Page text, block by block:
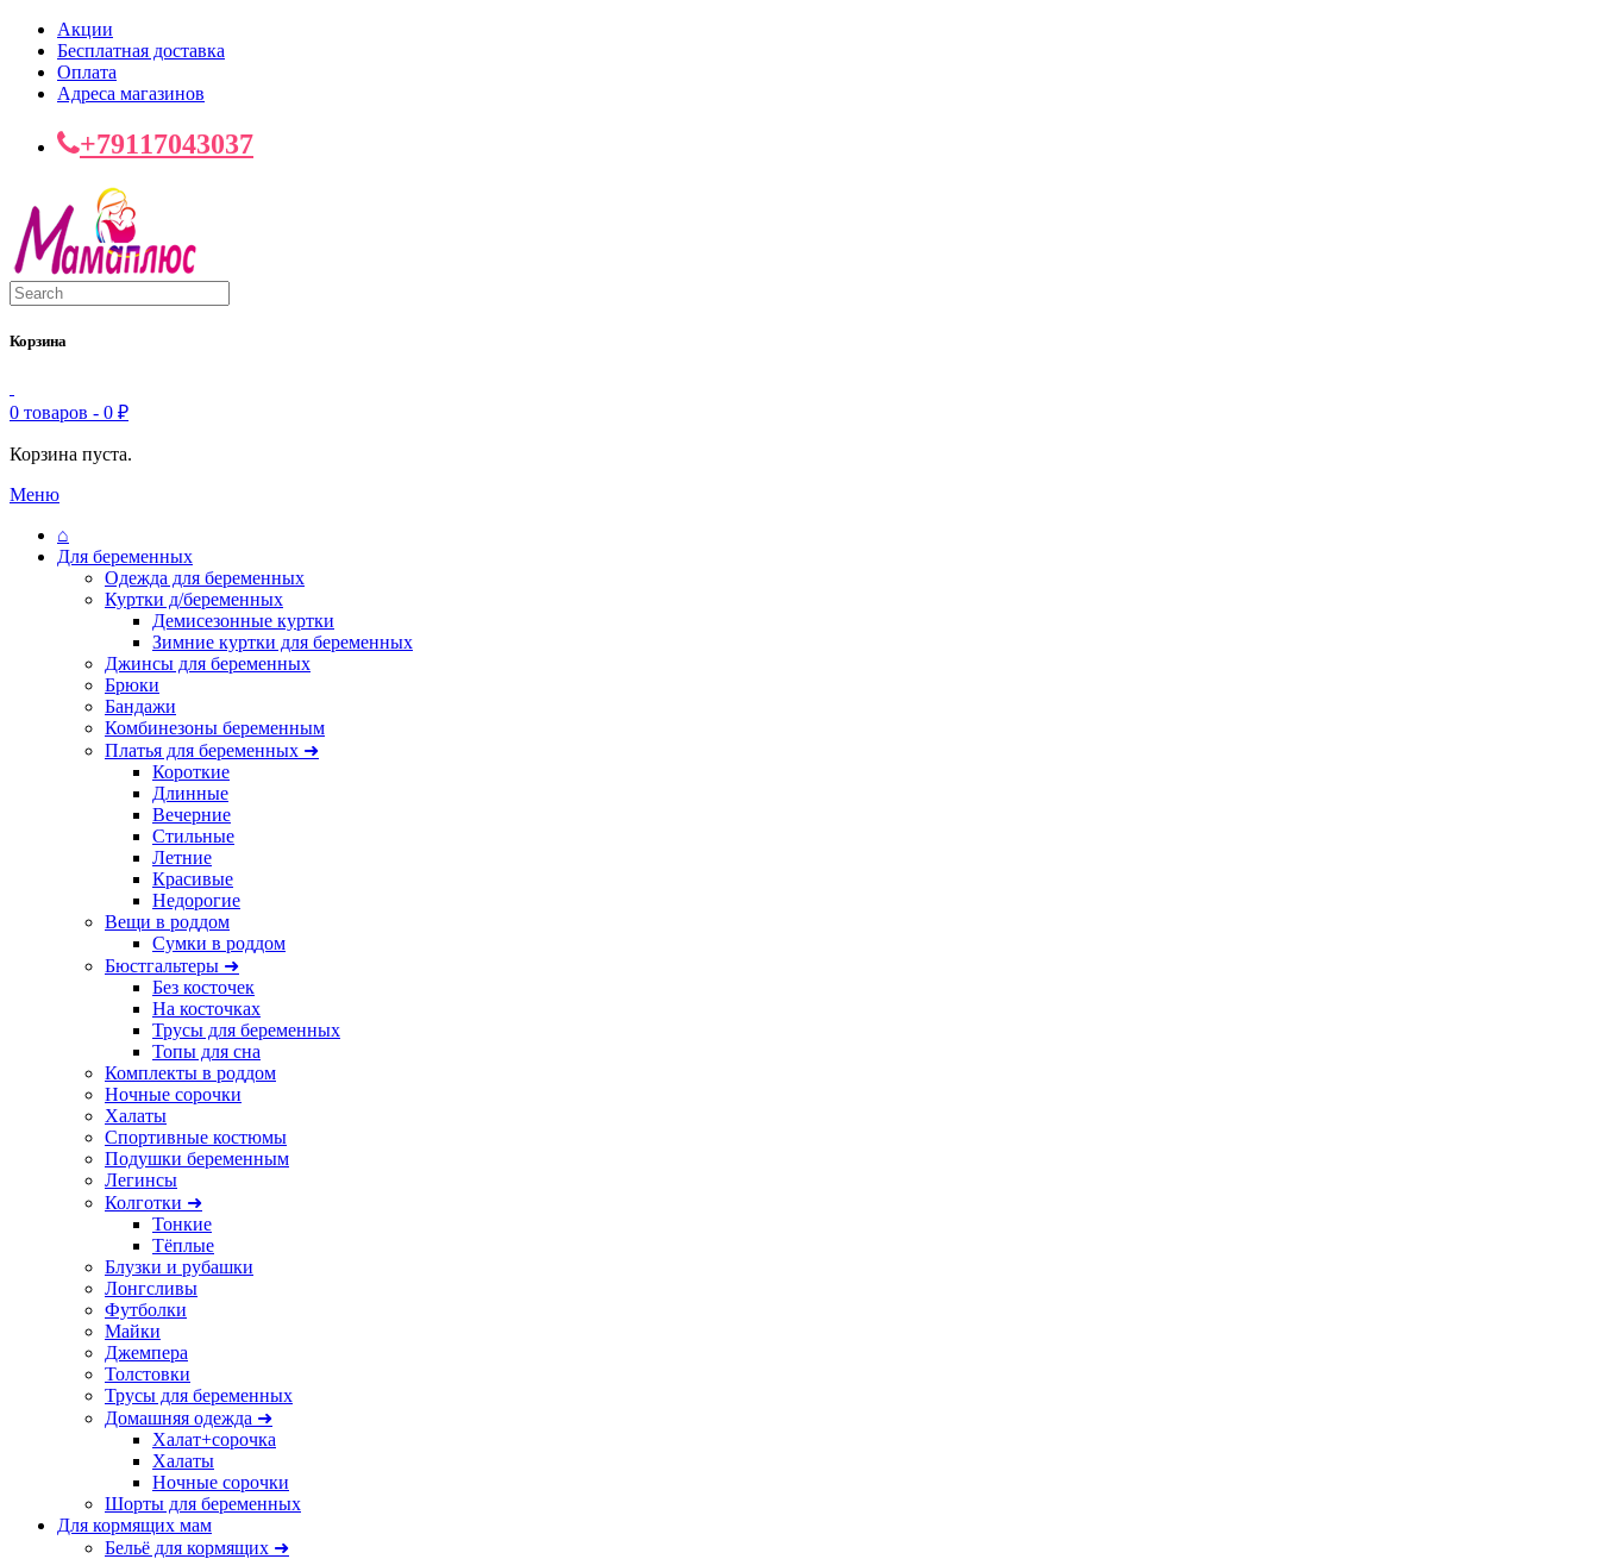
Акции
Бесплатная доставка
Оплата
Адреса магазинов
+79117043037
Корзина
0 товаров - 0 ₽
Корзина пуста.
Меню
⌂
Для беременных
Одежда для беременных
Куртки д/беременных
Демисезонные куртки
Зимние куртки для беременных
Джинсы для беременных
Брюки
Бандажи
Комбинезоны беременным
Платья для беременных ➜
Короткие
Длинные
Вечерние
Стильные
Летние
Красивые
Недорогие
Вещи в роддом
Сумки в роддом
Бюстгальтеры ➜
Без косточек
На косточках
Трусы для беременных
Топы для сна
Комплекты в роддом
Ночные сорочки
Халаты
Спортивные костюмы
Подушки беременным
Легинсы
Колготки ➜
Тонкие
Тёплые
Блузки и рубашки
Лонгсливы
Футболки
Майки
Джемпера
Толстовки
Трусы для беременных
Домашняя одежда ➜
Халат+сорочка
Халаты
Ночные сорочки
Шорты для беременных
Для кормящих мам
Бельё для кормящих ➜